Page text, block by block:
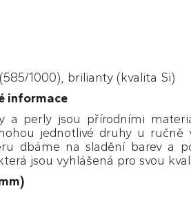
1000), brilianty (kvalita Si)
informace
a perly jsou přírodními
jednotlivé druhy u ručně
dbáme na sladění barev a
jsou vyhlášená pro svou